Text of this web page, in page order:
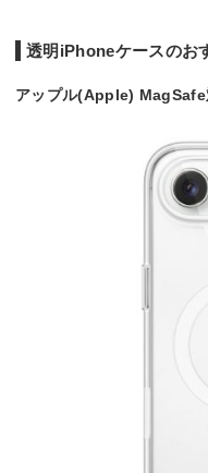
透明iPhoneケースのお
アップル(Apple)